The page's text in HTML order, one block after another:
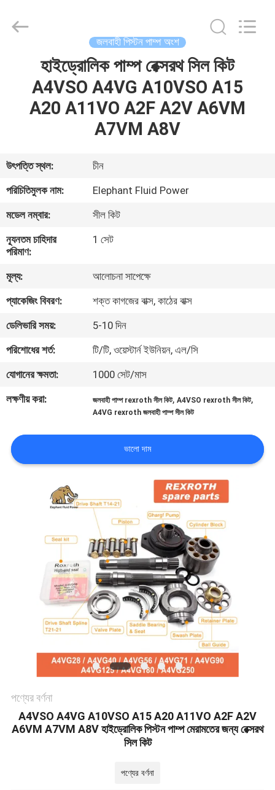
সম্পর্কে
কারখানা
মান
নিয়ন্ত্রণ
যোগাযোগ
করুন
খবর
কেস
সাইট
PRIVACY
Power
Co.,Ltd.
জলবাহী পিস্টন পাম্প অংশ
হাইড্রোলিক পাম্প রেক্সরথ সিল কিট
A4VSO A4VG A10VSO A15
A20 A11VO A2F A2V A6VM
A7VM A8V
উৎপত্তি স্থল:
চীন
পরিচিতিমুলক নাম:
Elephant Fluid Power
মডেল নম্বার:
সীল কিট
ন্যূনতম চাহিদার
পরিমাণ:
1 সেট
মূল্য:
আলোচনা সাপেক্ষে
প্যাকেজিং বিবরণ:
শক্ত কাগজের বাক্স, কাঠের বাক্স
ডেলিভারি সময়:
5-10 দিন
পরিশোধের শর্ত:
টি/টি, ওয়েস্টার্ন ইউনিয়ন, এল/সি
যোগানের ক্ষমতা:
1000 সেট/মাস
লক্ষণীয় করা:
জলবাহী পাম্প rexroth সীল কিট,A4VSO rexroth সীল কিট,
A4VG rexroth জলবাহী পাম্প সীল কিট
ভালো দাম
পণ্যের বর্ণনা
A4VSO A4VG A10VSO A15 A20 A11VO A2F A2V
A6VM A7VM A8V হাইড্রোলিক পিস্টন পাম্প মেরামতের জন্য রেক্সরথ
সিল কিট
পণ্যের বর্ণনা